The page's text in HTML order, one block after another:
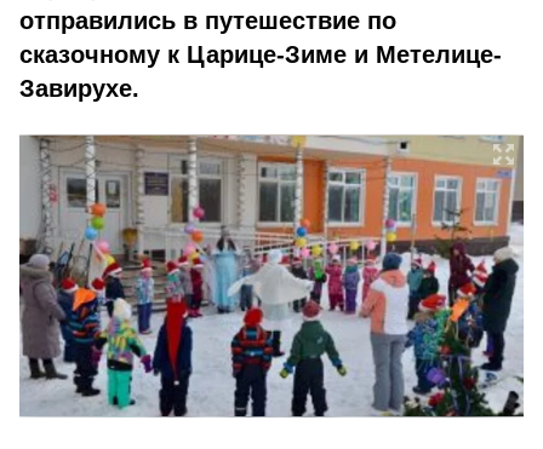
отправились в путешествие по
сказочному к Царице-Зиме и Метелице-
Завирухе.